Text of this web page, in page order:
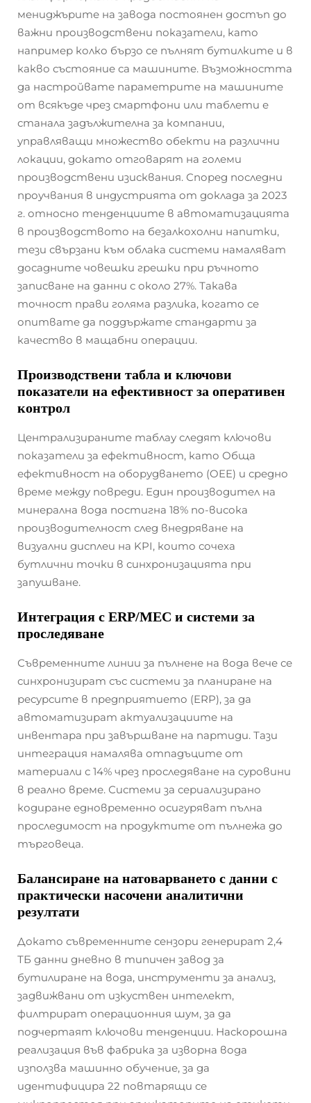
мениджърите на завода постоянен достъп до
важни производствени показатели, като
например колко бързо се пълнят бутилките и в
какво състояние са машините. Възможността
да настройвате параметрите на машините
от всякъде чрез смартфони или таблети е
станала задължителна за компании,
управляващи множество обекти на различни
локации, докато отговарят на големи
производствени изисквания. Според последни
проучвания в индустрията от доклада за 2023
г. относно тенденциите в автоматизацията
в производството на безалкохолни напитки,
тези свързани към облака системи намаляват
досадните човешки грешки при ръчното
записване на данни с около 27%. Такава
точност прави голяма разлика, когато се
опитвате да поддържате стандарти за
качество в мащабни операции.
Производствени табла и ключови
показатели на ефективност за оперативен
контрол
Централизираните таблау следят ключови
показатели за ефективност, като Обща
ефективност на оборудването (OEE) и средно
време между повреди. Един производител на
минерална вода постигна 18% по-висока
производителност след внедряване на
визуални дисплеи на KPI, които сочеха
бутлични точки в синхронизацията при
запушване.
Интеграция с ERP/МЕС и системи за
проследяване
Съвременните линии за пълнене на вода вече се
синхронизират със системи за планиране на
ресурсите в предприятието (ERP), за да
автоматизират актуализациите на
инвентара при завършване на партиди. Тази
интеграция намалява отпадъците от
материали с 14% чрез проследяване на суровини
в реално време. Системи за сериализирано
кодиране едновременно осигуряват пълна
проследимост на продуктите от пълнежа до
търговеца.
Балансиране на натоварването с данни с
практически насочени аналитични
резултати
Докато съвременните сензори генерират 2,4
ТБ данни дневно в типичен завод за
бутилиране на вода, инструменти за анализ,
задвижвани от изкуствен интелект,
филтрират операционния шум, за да
подчертаят ключови тенденции. Наскорошна
реализация във фабрика за изворна вода
използва машинно обучение, за да
идентифицира 22 повтарящи се